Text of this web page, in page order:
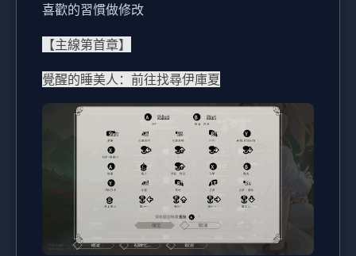
喜歡的習慣做修改
【主線第首章】
覺醒的睡美人：前往找尋伊庫夏